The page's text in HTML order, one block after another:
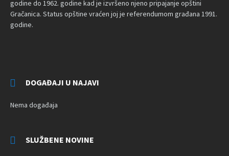
godine do 1962. godine kad je izvršeno njeno pripajanje opštini
Gračanica. Status opštine vraćen joj je referendumom građana 1991.
godine.
DOGAĐAJI U NAJAVI
Nema događaja
SLUŽBENE NOVINE